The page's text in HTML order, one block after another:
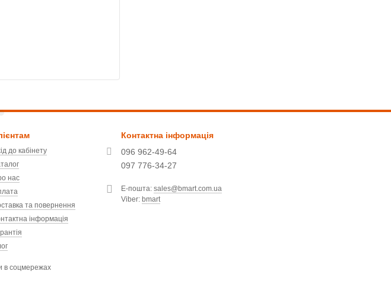
до кабінету
нас
та повернення
інформація
в соцмережах
Контактна інформація
096 962-49-64
097 776-34-27
Е-пошта:sales@bmart.com.ua
Viber: bmart